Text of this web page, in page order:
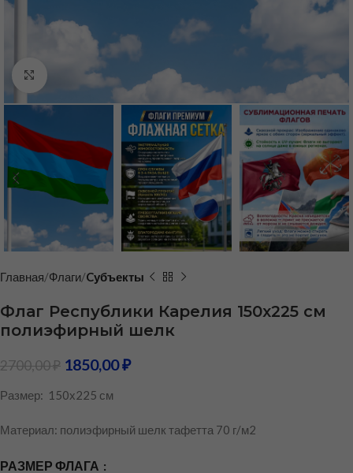
Нажмите, чтобы увеличить
Главная Флаги Cубъекты
Флаг Республики Карелия 150х225 см
полиэфирный шелк
2700,00₽ 1850,00₽
Размер: 150х225 см
Материал: полиэфирный шелк тафетта 70 г/м2
РАЗМЕР ФЛАГА